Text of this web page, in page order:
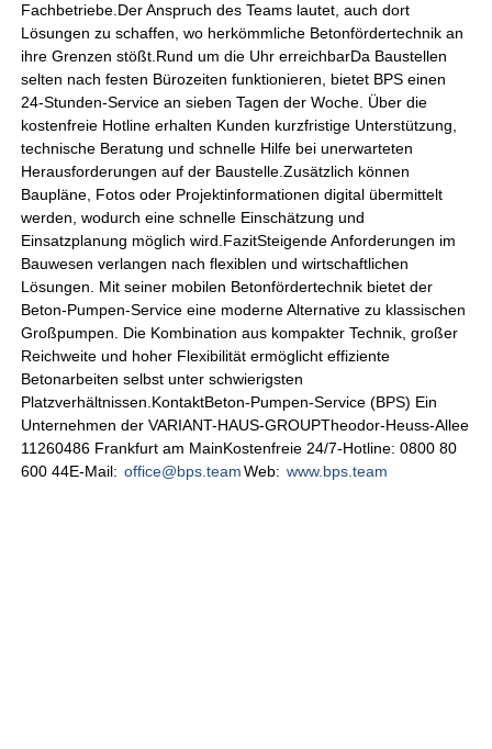
Fachbetriebe.Der Anspruch des Teams lautet, auch dort
Lösungen zu schaffen, wo herkömmliche Betonfördertechnik an
ihre Grenzen stößt.Rund um die Uhr erreichbarDa Baustellen
selten nach festen Bürozeiten funktionieren, bietet BPS einen
24-Stunden-Service an sieben Tagen der Woche. Über die
kostenfreie Hotline erhalten Kunden kurzfristige Unterstützung,
technische Beratung und schnelle Hilfe bei unerwarteten
Herausforderungen auf der Baustelle.Zusätzlich können
Baupläne, Fotos oder Projektinformationen digital übermittelt
werden, wodurch eine schnelle Einschätzung und
Einsatzplanung möglich wird.FazitSteigende Anforderungen im
Bauwesen verlangen nach flexiblen und wirtschaftlichen
Lösungen. Mit seiner mobilen Betonfördertechnik bietet der
Beton-Pumpen-Service eine moderne Alternative zu klassischen
Großpumpen. Die Kombination aus kompakter Technik, großer
Reichweite und hoher Flexibilität ermöglicht effiziente
Betonarbeiten selbst unter schwierigsten
Platzverhältnissen.KontaktBeton-Pumpen-Service (BPS) Ein
Unternehmen der VARIANT-HAUS-GROUPTheodor-Heuss-Allee
11260486 Frankfurt am MainKostenfreie 24/7-Hotline: 0800 80
600 44E-Mail: office@bps.team Web: www.bps.team